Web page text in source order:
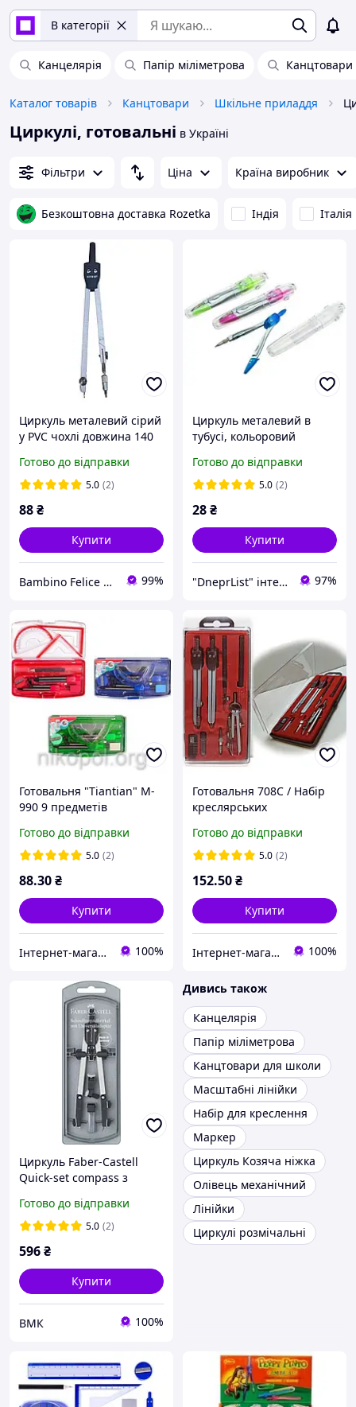
В категорії
Канцелярія Папір міліметрова
Каталог товарів Канцтовари Шкільне приладдя
Циркулі, готовальні в Україні
Фільтри Ціна Країна виробник
Безкоштовна доставка Rozetka Індія Італія
Циркуль металевий сірий
у PVC чохлі довжина 140
Готово до відправки
5.0 (2)
88₴
Купити
Bambino Felice Магазин рукоділя, шиття та іграшки 99%
Циркуль металевий в
тубусі, кольоровий
Готово до відправки
5.0 (2)
28₴
Купити
"DneprList" інтернет магазин 97%
Готовальня "Tiantian" M-
990 9 предметів
Готово до відправки
5.0 (2)
88.30₴
Купити
Інтернет-магазин NikopoL - канцтовари для школи та офісу 100%
Готовальня 708С / Набір
креслярських
Готово до відправки
5.0 (2)
152.50₴
Купити
Інтернет-магазин "МАЛЮКИ" malyshy.com.ua 100%
Циркуль Faber-Castell
Quick-set compass з
адаптером 3,5 мм,
діаметр 340 мм, 174035
Готово до відправки
5.0 (2)
596₴
Купити
ВМК 100%
Дивись також
Канцелярія
Папір міліметрова
Канцтовари для школи
Масштабні лінійки
Набір для креслення
Маркер
Циркуль Козяча ніжка
Олівець механічний
Лінійки
Циркулі розмічальні